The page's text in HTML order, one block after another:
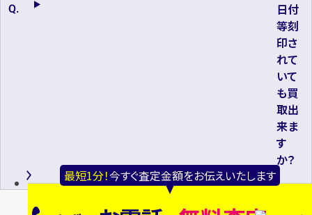
最短1分！今すぐ査定金額をお伝えいたします
日付
等刻
印さ
れて
いて
も買
取出
来ま
す
か？